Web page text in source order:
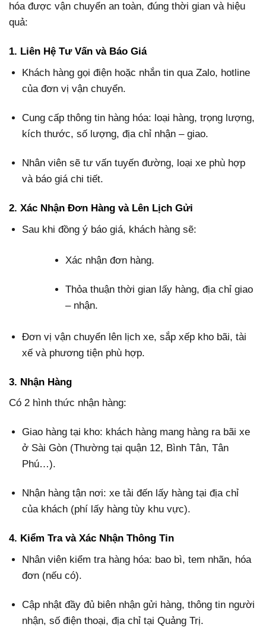
hóa được vận chuyển an toàn, đúng thời gian và hiệu
quả:
1. Liên Hệ Tư Vấn và Báo Giá
Khách hàng gọi điện hoặc nhắn tin qua Zalo, hotline
của đơn vị vận chuyển.
Cung cấp thông tin hàng hóa: loại hàng, trọng lượng,
kích thước, số lượng, địa chỉ nhận – giao.
Nhân viên sẽ tư vấn tuyến đường, loại xe phù hợp
và báo giá chi tiết.
2. Xác Nhận Đơn Hàng và Lên Lịch Gửi
Sau khi đồng ý báo giá, khách hàng sẽ:
Xác nhận đơn hàng.
Thỏa thuận thời gian lấy hàng, địa chỉ giao
– nhận.
Đơn vị vận chuyển lên lịch xe, sắp xếp kho bãi, tài
xế và phương tiện phù hợp.
3. Nhận Hàng
Có 2 hình thức nhận hàng:
Giao hàng tại kho: khách hàng mang hàng ra bãi xe
ở Sài Gòn (Thường tại quận 12, Bình Tân, Tân
Phú…).
Nhận hàng tận nơi: xe tải đến lấy hàng tại địa chỉ
của khách (phí lấy hàng tùy khu vực).
4. Kiểm Tra và Xác Nhận Thông Tin
Nhân viên kiểm tra hàng hóa: bao bì, tem nhãn, hóa
đơn (nếu có).
Cập nhật đầy đủ biên nhận gửi hàng, thông tin người
nhận, số điện thoại, địa chỉ tại Quảng Trị.